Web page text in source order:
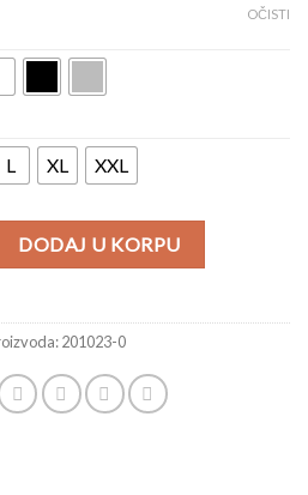
L XL XXL
OČISTI
DODAJ U KORPU
201023-0